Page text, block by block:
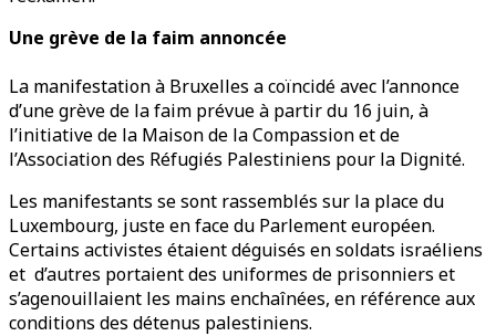
Une grève de la faim annoncée
La manifestation à Bruxelles a coïncidé avec l’annonce
d’une grève de la faim prévue à partir du 16 juin, à
l’initiative de la Maison de la Compassion et de
l’Association des Réfugiés Palestiniens pour la Dignité.
Les manifestants se sont rassemblés sur la place du
Luxembourg, juste en face du Parlement européen.
Certains activistes étaient déguisés en soldats israéliens
et d’autres portaient des uniformes de prisonniers et
s’agenouillaient les mains enchaînées, en référence aux
conditions des détenus palestiniens.